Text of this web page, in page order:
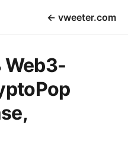
← vweeter.com
Web3-